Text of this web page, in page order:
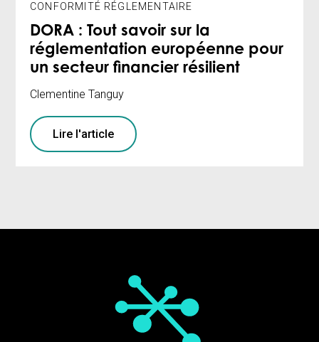
CONFORMITÉ RÉGLEMENTAIRE
DORA : Tout savoir sur la
réglementation européenne pour
un secteur financier résilient
Clementine Tanguy
Lire l'article